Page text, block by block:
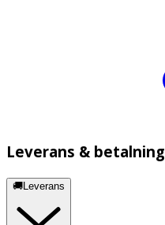
Leverans & betalning
🚚Leverans